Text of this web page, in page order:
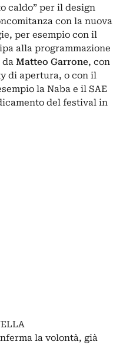
caldo” per il design
con la nuova
per esempio con il
alla programmazione
Matteo Garrone, con
di apertura, o con il
la Naba e il SAE
del festival in
la volontà, già